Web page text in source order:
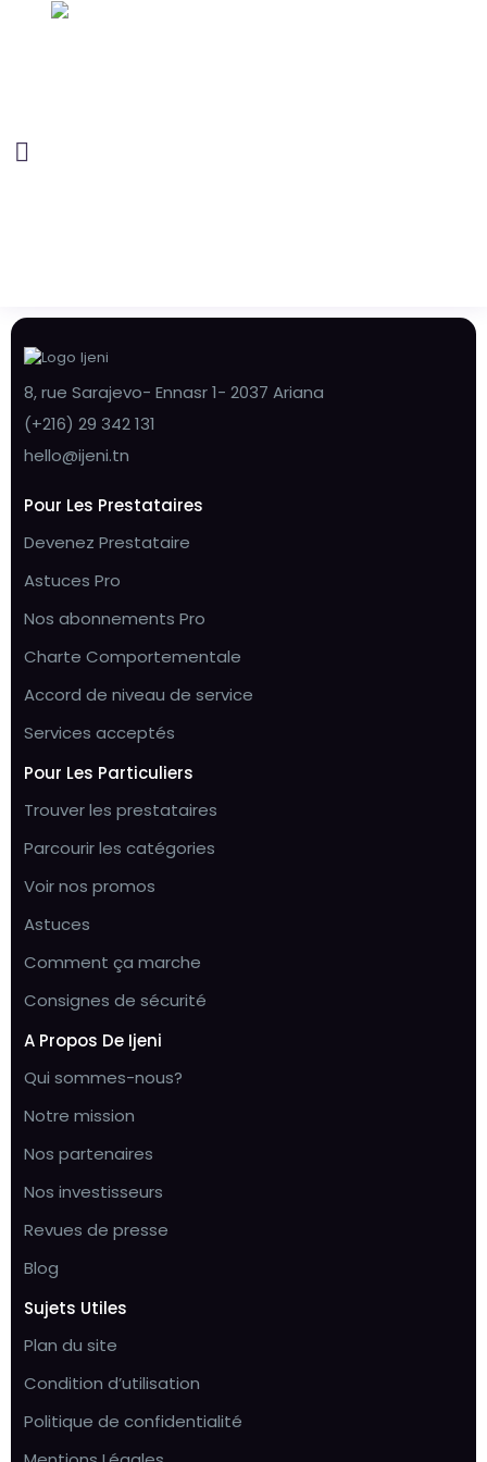
8, rue Sarajevo- Ennasr 1- 2037 Ariana
(+216) 29 342 131
hello@ijeni.tn
Pour Les Prestataires
Devenez Prestataire
Astuces Pro
Nos abonnements Pro
Charte Comportementale
Accord de niveau de service
Services acceptés
Pour Les Particuliers
Trouver les prestataires
Parcourir les catégories
Voir nos promos
Astuces
Comment ça marche
Consignes de sécurité
A Propos De Ijeni
Qui sommes-nous?
Notre mission
Nos partenaires
Nos investisseurs
Revues de presse
Blog
Sujets Utiles
Plan du site
Condition d’utilisation
Politique de confidentialité